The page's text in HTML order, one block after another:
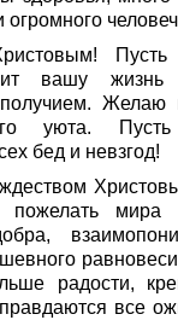
Пусть
вашу жизнь
уюта. Пусть
бед и невзгод!
пожелать мира
радости,
все